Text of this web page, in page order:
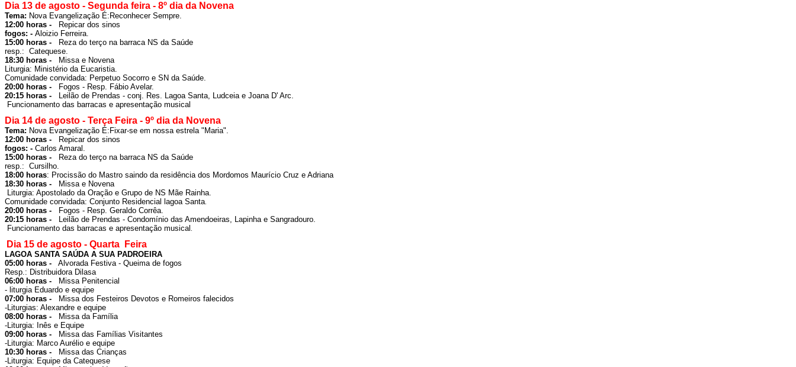
Dia 13 de agosto - Segunda feira - 8º dia da Novena
Tema: Nova Evangelização É: Reconhecer Sempre.
12:00 horas -
fogos: - Aloizio Ferreira.
15:00 horas -
Reza do terço na barraca NS da Saúde
resp.:  Catequese.
18:30 horas -
Missa e Novena
Comunidade convidada: Perpetuo Socorro e SN da Saúde.
20:00 horas -
Fogos - Resp. Fábio Avelar.
20:15 horas -
Leilão de Prendas - conj. Res. Lagoa Santa, Ludceia e Joana D' Arc.
Funcionamento das barracas e apresentação musical
Dia 14 de agosto - Terça Feira - 9º dia da Novena
Tema: Nova Evangelização É: Fixar-se em nossa estrela "Maria".
12:00 horas -
fogos: - Carlos Amaral.
15:00 horas -
Reza do terço na barraca NS da Saúde
resp.:  Cursilho.
18:00 horas: Procissão do Mastro saindo da residência dos Mordomos Maurício Cruz e Adriana
18:30 horas -
Comunidade convidada: Conjunto Residencial lagoa Santa
20:00 horas -
Fogos - Resp. Geraldo Corrêa.
20:15 horas -
Leilão de Prendas - Condomínio das Amendoeiras, Lapinha e Sangradouro.
Funcionamento das barracas e apresentação musical
Dia 15 de agosto - Quarta  Feira
LAGOA SANTA SAÚDA A SUA PADROEIRA
05:00 horas -
Alvorada Festiva - Queima de fogos
Resp.: Distribuidora Dilasa
06:00 horas -
Missa Penitencial
- liturgia Eduardo e equipe
07:00 horas -
Missa dos Festeiros Devotos e Romeiros falecidos
-Liturgias: Alexandre e equipe
08:00 horas -
Missa da Família
-Liturgia: Inês e Equipe
09:00 horas -
Missa das Famílias Visitantes
-Liturgia: Marco Aurélio e equipe
10:30 horas -
Missa das Crianças
-Liturgia: Equipe da Catequese